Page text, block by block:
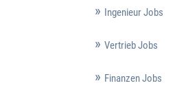
Ingenieur Jobs
Vertrieb Jobs
Finanzen Jobs